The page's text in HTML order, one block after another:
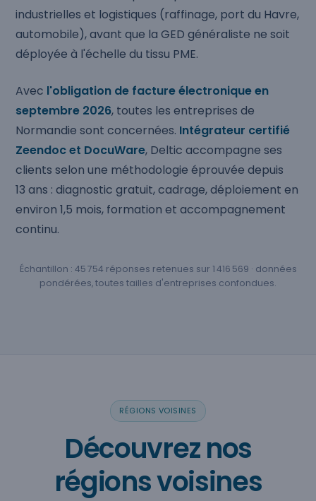
industrielles et logistiques (raffinage, port du Havre,
automobile), avant que la GED généraliste ne soit
déployée à l'échelle du tissu PME.
Avec l'obligation de facture électronique en
septembre 2026, toutes les entreprises de
Normandie sont concernées. Intégrateur certifié
Zeendoc et DocuWare, Deltic accompagne ses
clients selon une méthodologie éprouvée depuis
13 ans : diagnostic gratuit, cadrage, déploiement en
environ 1,5 mois, formation et accompagnement
continu.
Échantillon : 45 754 réponses retenues sur 1 416 569 · données
pondérées, toutes tailles d'entreprises confondues.
RÉGIONS VOISINES
Découvrez nos
régions voisines